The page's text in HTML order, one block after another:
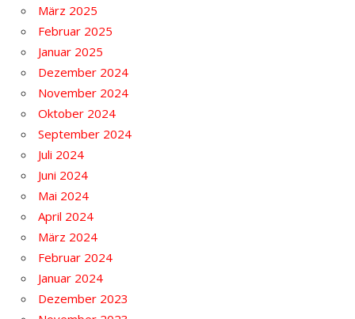
März 2025
Februar 2025
Januar 2025
Dezember 2024
November 2024
Oktober 2024
September 2024
Juli 2024
Juni 2024
Mai 2024
April 2024
März 2024
Februar 2024
Januar 2024
Dezember 2023